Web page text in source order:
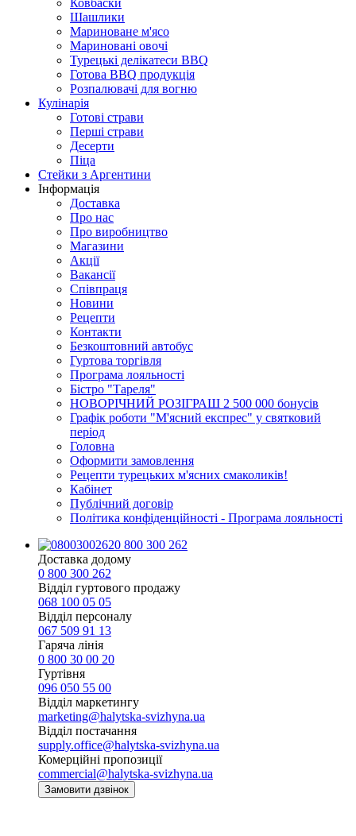
Ковбаски
Шашлики
Мариноване м'ясо
Мариновані овочі
Турецькі делікатеси BBQ
Готова BBQ продукція
Розпалювачі для вогню
Кулінарія
Готові страви
Перші страви
Десерти
Піца
Стейки з Аргентини
Інформація
Доставка
Про нас
Про виробництво
Магазини
Акції
Вакансії
Співпраця
Новини
Рецепти
Контакти
Безкоштовний автобус
Гуртова торгівля
Програма лояльності
Бістро "Тареля"
НОВОРІЧНИЙ РОЗІГРАШ 2 500 000 бонусів
Графік роботи "М'ясний експрес" у святковий
період
Головна
Оформити замовлення
Рецепти турецьких м'ясних смаколиків!
Кабінет
Публічний договір
Політика конфіденційності - Програма лояльності
0 800 300 262
Доставка додому
0 800 300 262
Відділ гуртового продажу
068 100 05 05​
Відділ персоналу
067 509 91 13
Гаряча лінія
0 800 30 00 20
Гуртівня
096 050 55 00
Відділ маркетингу
marketing@halytska-svizhyna.ua
Відділ постачання
supply.office@halytska-svizhyna.ua
Комерційні пропозиції
commercial@halytska-svizhyna.ua
Замовити дзвінок